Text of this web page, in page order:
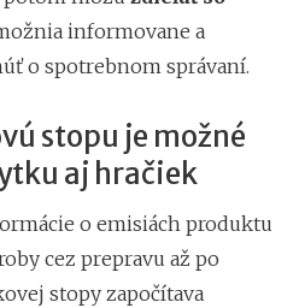
informovane a
o spotrebnom správaní.
stopu je možné
aj hračiek
o emisiách produktu
cez prepravu až po
stopy započítava